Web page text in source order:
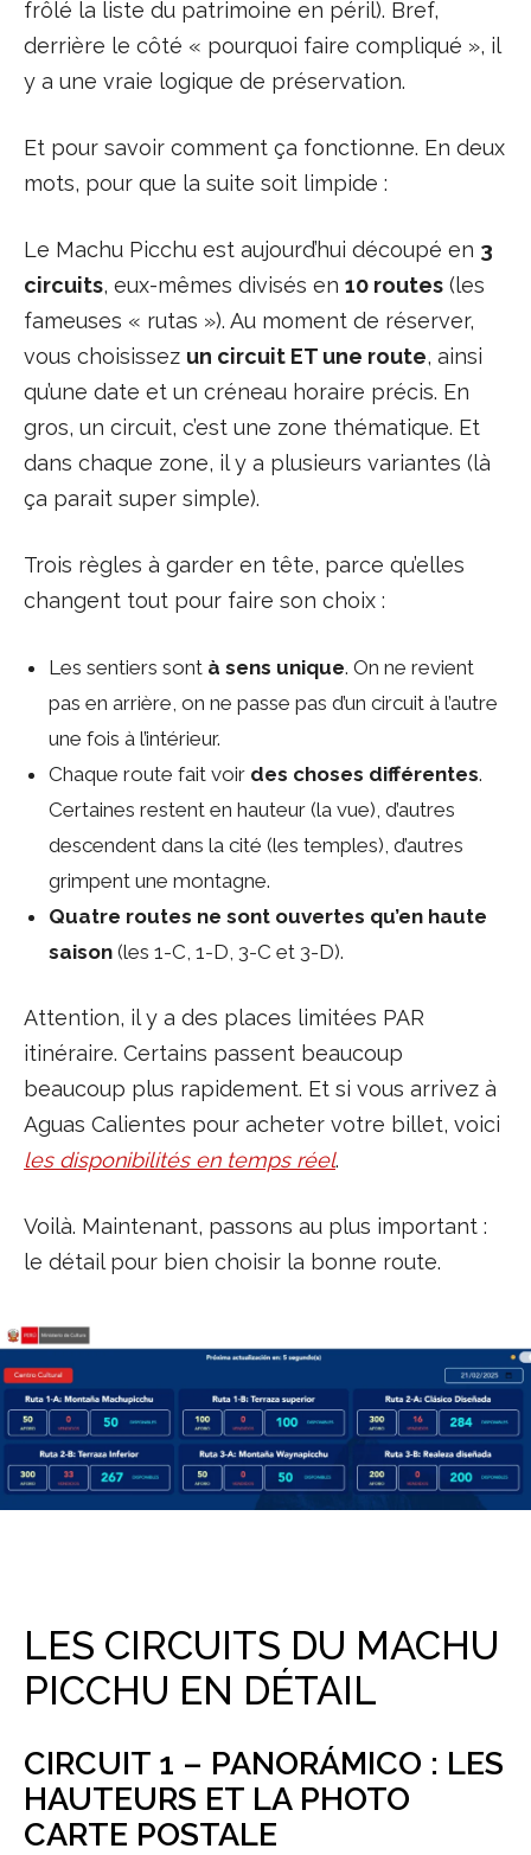
frôlé la liste du patrimoine en péril). Bref,
derrière le côté « pourquoi faire compliqué », il
y a une vraie logique de préservation.
Et pour savoir comment ça fonctionne. En deux
mots, pour que la suite soit limpide :
Le Machu Picchu est aujourd’hui découpé en 3
circuits, eux-mêmes divisés en 10 routes (les
fameuses « rutas »). Au moment de réserver,
vous choisissez un circuit ET une route, ainsi
qu’une date et un créneau horaire précis. En
gros, un circuit, c’est une zone thématique. Et
dans chaque zone, il y a plusieurs variantes (là
ça parait super simple).
Trois règles à garder en tête, parce qu’elles
changent tout pour faire son choix :
Les sentiers sont à sens unique. On ne revient
pas en arrière, on ne passe pas d’un circuit à l’autre
une fois à l’intérieur.
Chaque route fait voir des choses différentes.
Certaines restent en hauteur (la vue), d’autres
descendent dans la cité (les temples), d’autres
grimpent une montagne.
Quatre routes ne sont ouvertes qu’en haute
saison (les 1-C, 1-D, 3-C et 3-D).
Attention, il y a des places limitées PAR
itinéraire. Certains passent beaucoup
beaucoup plus rapidement. Et si vous arrivez à
Aguas Calientes pour acheter votre billet, voici
les disponibilités en temps réel.
Voilà. Maintenant, passons au plus important :
le détail pour bien choisir la bonne route.
LES CIRCUITS DU MACHU
PICCHU EN DÉTAIL
CIRCUIT 1 – PANORÁMICO : LES
HAUTEURS ET LA PHOTO
CARTE POSTALE